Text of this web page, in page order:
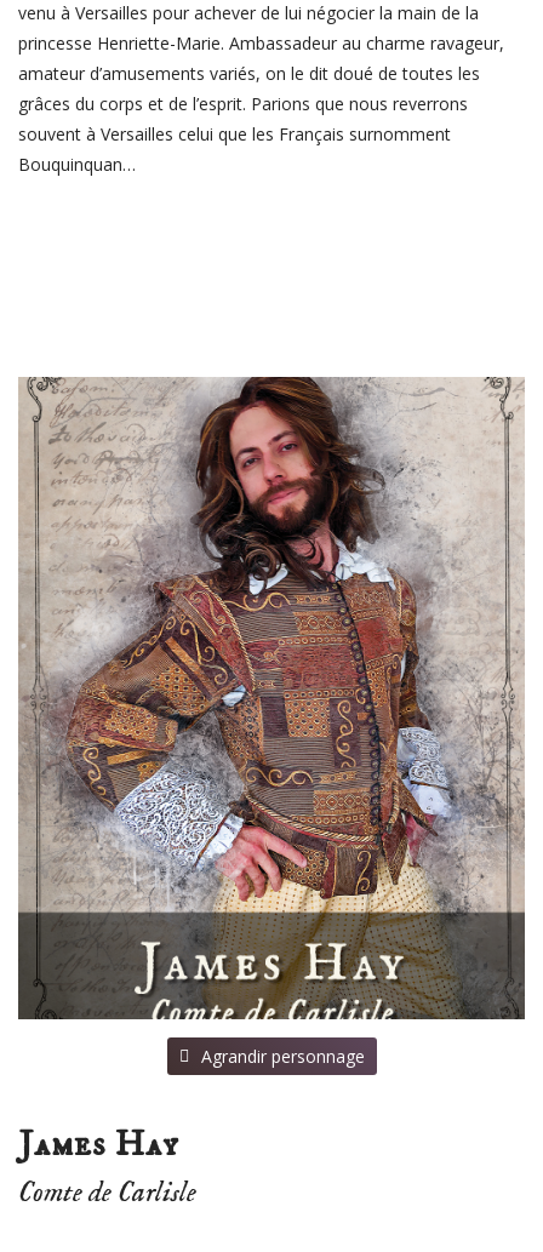
venu à Versailles pour achever de lui négocier la main de la
princesse Henriette-Marie. Ambassadeur au charme ravageur,
amateur d’amusements variés, on le dit doué de toutes les
grâces du corps et de l’esprit. Parions que nous reverrons
souvent à Versailles celui que les Français surnomment
Bouquinquan…
⠀Agrandir personnage
James Hay
Comte de Carlisle